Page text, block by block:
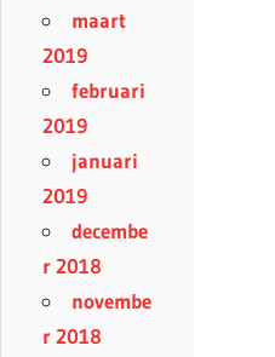
maart
2019
februari
2019
januari
2019
decembe
r 2018
novembe
r 2018